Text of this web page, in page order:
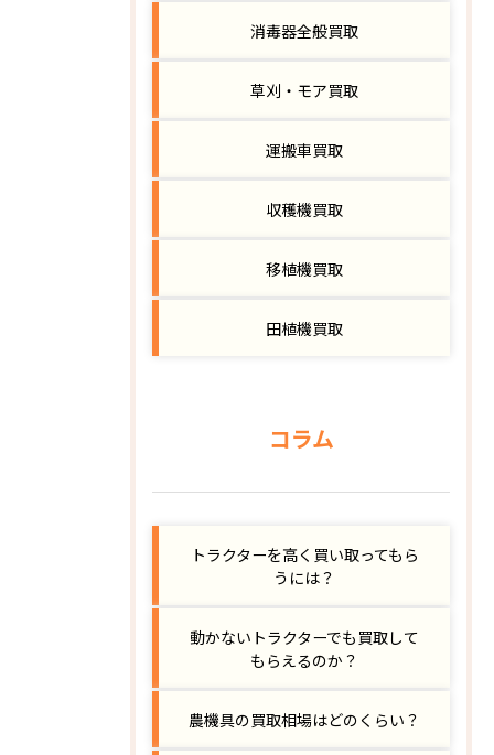
消毒器全般買取
草刈・モア買取
運搬車買取
収穫機買取
移植機買取
田植機買取
コラム
トラクターを高く買い取ってもら
うには？
動かないトラクターでも買取して
もらえるのか？
農機具の買取相場はどのくらい？